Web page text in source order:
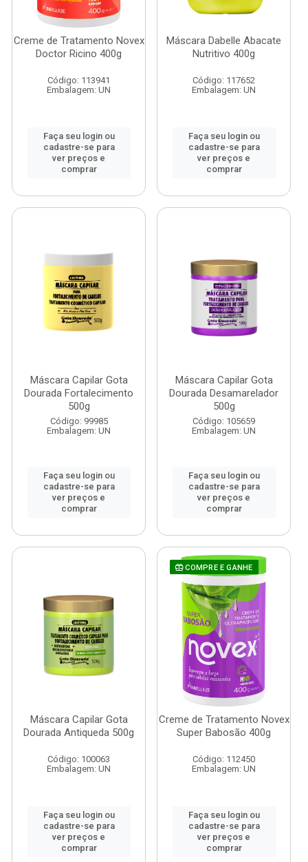
Creme de Tratamento Novex
Doctor Ricino 400g
Código: 113941
Embalagem: UN
Faça seu login ou
cadastre-se para
ver preços e
comprar
Máscara Dabelle Abacate
Nutritivo 400g
Código: 117652
Embalagem: UN
Faça seu login ou
cadastre-se para
ver preços e
comprar
Máscara Capilar Gota
Dourada Fortalecimento
500g
Código: 99985
Embalagem: UN
Faça seu login ou
cadastre-se para
ver preços e
comprar
Máscara Capilar Gota
Dourada Desamarelador
500g
Código: 105659
Embalagem: UN
Faça seu login ou
cadastre-se para
ver preços e
comprar
Máscara Capilar Gota
Dourada Antiqueda 500g
Código: 100063
Embalagem: UN
Faça seu login ou
cadastre-se para
ver preços e
comprar
COMPRE E GANHE
Creme de Tratamento Novex
Super Babosão 400g
Código: 112450
Embalagem: UN
Faça seu login ou
cadastre-se para
ver preços e
comprar